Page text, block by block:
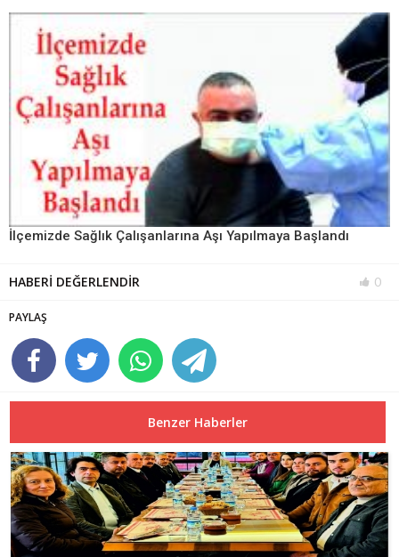
İlçemizde Sağlık Çalışanlarına Aşı Yapılmaya Başlandı
HABERİ DEĞERLENDİR 0
PAYLAŞ
Benzer Haberler